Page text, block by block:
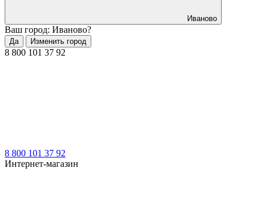
Иваново
Ваш город: Иваново?
Да Изменить город
8 800 101 37 92
8 800 101 37 92
Интернет-магазин